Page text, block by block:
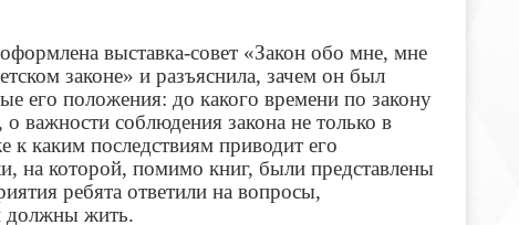
выставка-совет «Закон обо мне, мне
законе» и разъяснила, зачем он был
его положения: до какого времени по закону
важности соблюдения закона не только в
к каким последствиям приводит его
на которой, помимо книг, были представлены
ребята ответили на вопросы,
должны жить.